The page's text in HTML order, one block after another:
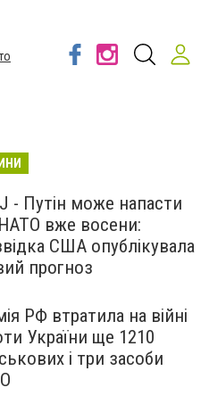
- Путін може напасти
вже восени:
США опублікувала
прогноз
РФ втратила на війні
України ще 1210
і три засоби